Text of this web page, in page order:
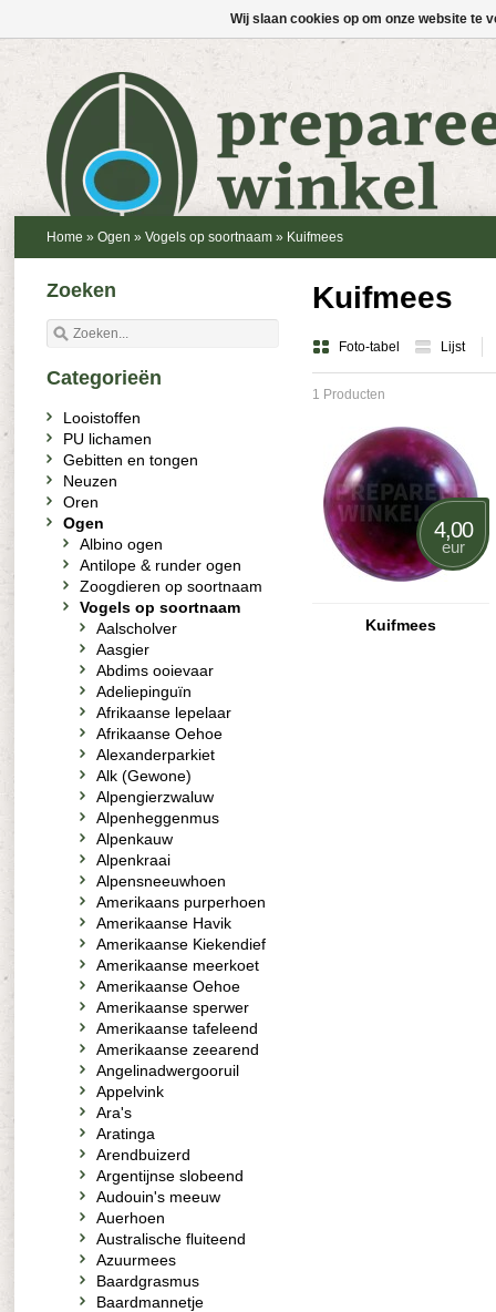
Home » Ogen » Vogels op soortnaam » Kuifmees
Kuifmees
Foto-tabel Lijst
1 Producten
4,00
eur
Kuifmees
Zoeken
Categorieën
Looistoffen
PU lichamen
Gebitten en tongen
Neuzen
Oren
Ogen
Albino ogen
Antilope & runder ogen
Zoogdieren op soortnaam
Vogels op soortnaam
Aalscholver
Aasgier
Abdims ooievaar
Adeliepinguïn
Afrikaanse lepelaar
Afrikaanse Oehoe
Alexanderparkiet
Alk (Gewone)
Alpengierzwaluw
Alpenheggenmus
Alpenkauw
Alpenkraai
Alpensneeuwhoen
Amerikaans purperhoen
Amerikaanse Havik
Amerikaanse Kiekendief
Amerikaanse meerkoet
Amerikaanse Oehoe
Amerikaanse sperwer
Amerikaanse tafeleend
Amerikaanse zeearend
Angelinadwergooruil
Appelvink
Ara's
Aratinga
Arendbuizerd
Argentijnse slobeend
Audouin's meeuw
Auerhoen
Australische fluiteend
Azuurmees
Baardgrasmus
Baardmannetje
Wij slaan cookies op om onze website te